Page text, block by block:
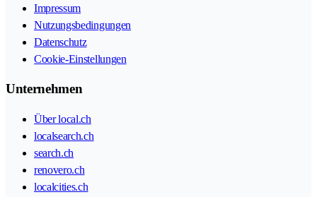
Impressum
Nutzungsbedingungen
Datenschutz
Cookie-Einstellungen
Unternehmen
Über local.ch
localsearch.ch
search.ch
renovero.ch
localcities.ch